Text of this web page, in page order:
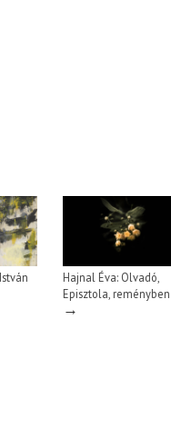
Hajnal Éva: Olvadó,
Episztola, reményben
→
Parvathy
Rideg